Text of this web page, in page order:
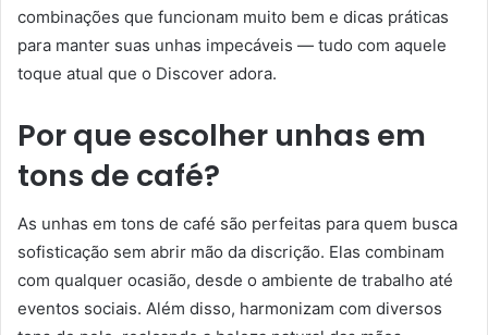
combinações que funcionam muito bem e dicas práticas
para manter suas unhas impecáveis — tudo com aquele
toque atual que o Discover adora.
Por que escolher unhas em
tons de café?
As unhas em tons de café são perfeitas para quem busca
sofisticação sem abrir mão da discrição. Elas combinam
com qualquer ocasião, desde o ambiente de trabalho até
eventos sociais. Além disso, harmonizam com diversos